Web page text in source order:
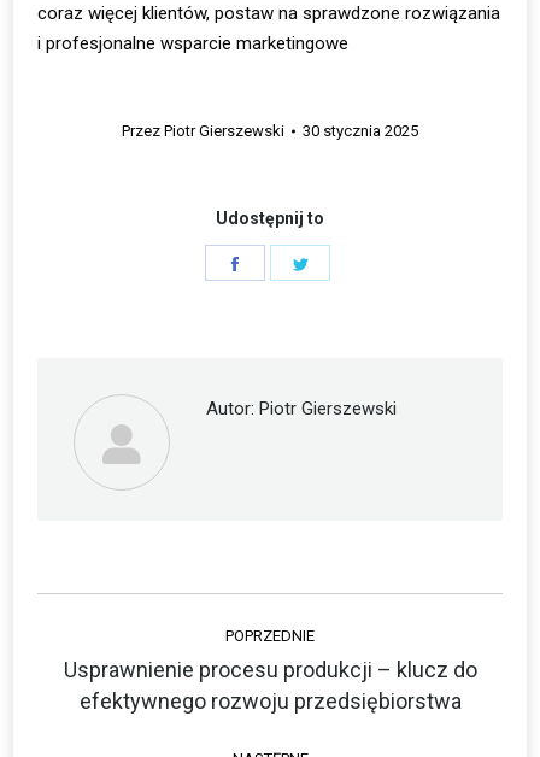
coraz więcej klientów, postaw na sprawdzone rozwiązania
i profesjonalne wsparcie marketingowe
Przez Piotr Gierszewski 30 stycznia 2025
Udostępnij to
Autor: Piotr Gierszewski
Nawigacja
wpisów
POPRZEDNIE
Poprzedni
wpis:
Usprawnienie procesu produkcji – klucz do
efektywnego rozwoju przedsiębiorstwa